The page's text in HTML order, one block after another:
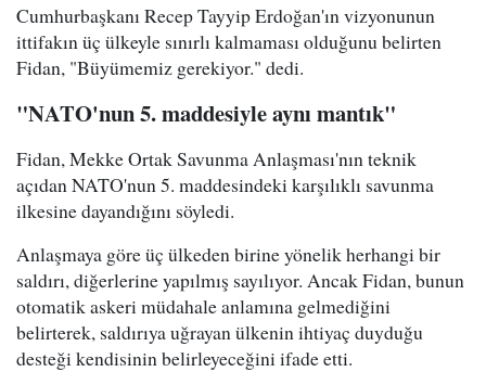
Cumhurbaşkanı Recep Tayyip Erdoğan'ın vizyonunun
ittifakın üç ülkeyle sınırlı kalmaması olduğunu belirten
Fidan, "Büyümemiz gerekiyor." dedi.
"NATO'nun 5. maddesiyle aynı mantık"
Fidan, Mekke Ortak Savunma Anlaşması'nın teknik
açıdan NATO'nun 5. maddesindeki karşılıklı savunma
ilkesine dayandığını söyledi.
Anlaşmaya göre üç ülkeden birine yönelik herhangi bir
saldırı, diğerlerine yapılmış sayılıyor. Ancak Fidan, bunun
otomatik askeri müdahale anlamına gelmediğini
belirterek, saldırıya uğrayan ülkenin ihtiyaç duyduğu
desteği kendisinin belirleyeceğini ifade etti.